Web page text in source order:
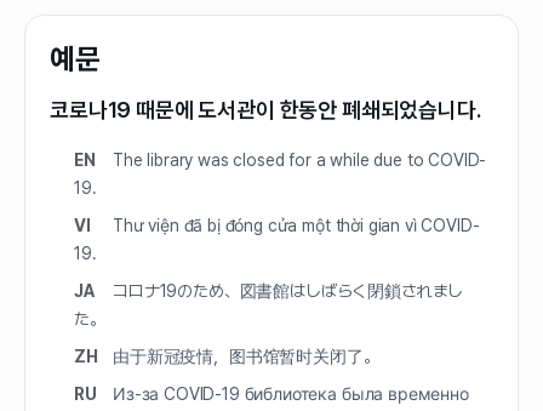
예문
코로나19 때문에 도서관이 한동안 폐쇄되었습니다.
EN
The library was closed for a while due to COVID-
19.
VI
Thư viện đã bị đóng cửa một thời gian vì COVID-
19.
JA
コロナ19のため、図書館はしばらく閉鎖されまし
た。
ZH
由于新冠疫情，图书馆暂时关闭了。
RU
Из-за COVID-19 библиотека была временно